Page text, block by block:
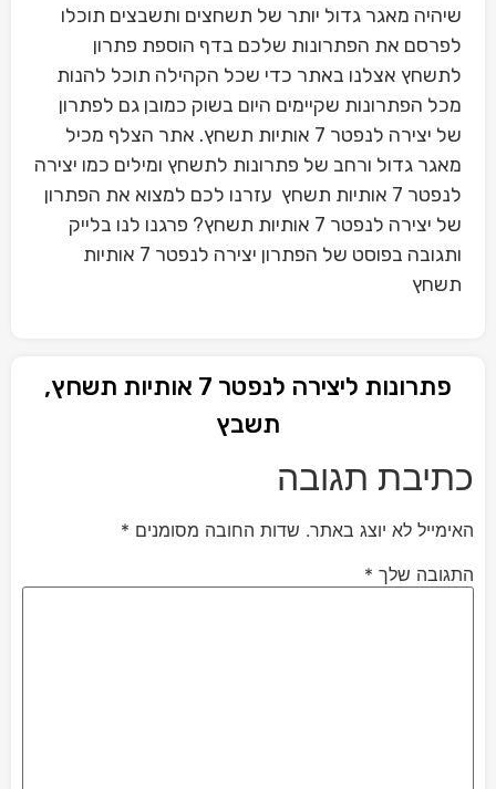
שיהיה מאגר גדול יותר של תשחצים ותשבצים תוכלו
לפרסם את הפתרונות שלכם בדף הוספת פתרון
לתשחץ אצלנו באתר כדי שכל הקהילה תוכל להנות
מכל הפתרונות שקיימים היום בשוק כמובן גם לפתרון
של יצירה לנפטר 7 אותיות תשחץ. אתר הצלף מכיל
מאגר גדול ורחב של פתרונות לתשחץ ומילים כמו יצירה
לנפטר 7 אותיות תשחץ עזרנו לכם למצוא את הפתרון
של יצירה לנפטר 7 אותיות תשחץ? פרגנו לנו בלייק
ותגובה בפוסט של הפתרון יצירה לנפטר 7 אותיות
תשחץ
פתרונות ליצירה לנפטר 7 אותיות תשחץ,
תשבץ
כתיבת תגובה
האימייל לא יוצג באתר. שדות החובה מסומנים *
התגובה שלך *